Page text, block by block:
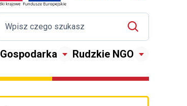
Gospodarka Rudzkie NGO